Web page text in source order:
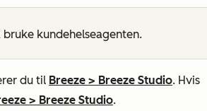
bruke kundehelseagenten.
du til Breeze > Breeze Studio. Hvis
> Breeze Studio.